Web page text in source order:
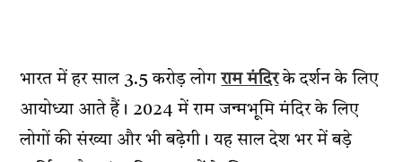
भारत में हर साल 3.5 करोड़ लोगराम मंदिरके दर्शन के लिए
आयोध्या आते हैं। 2024 में राम जन्मभूमि मंदिर के लिए
लोगों की संख्या और भी बढ़ेगी। यह साल देश भर में बड़े